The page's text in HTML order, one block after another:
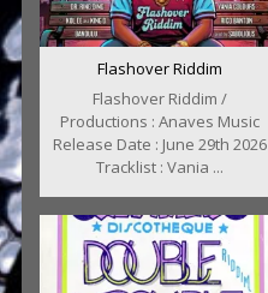
Flashover Riddim
Flashover Riddim /
Productions : Anaves Music
Release Date : June 29th 2026
Tracklist : Vania ...